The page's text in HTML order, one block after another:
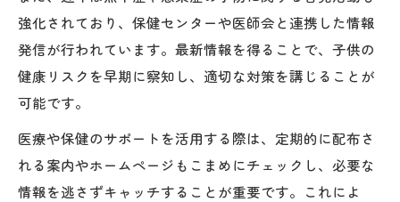
強化されており、保健センターや医師会と連携した情報
発信が行われています。最新情報を得ることで、子供の
健康リスクを早期に察知し、適切な対策を講じることが
可能です。
医療や保健のサポートを活用する際は、定期的に配布さ
れる案内やホームページもこまめにチェックし、必要な
情報を逃さずキャッチすることが重要です。これによ